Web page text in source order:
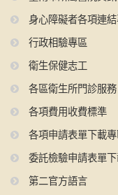
身心障礙者各項連
行政相驗專區
衛生保健志工
各區衛生所門診服務
各項費用收費標準
各項申請表單下載專
委託檢驗申請表單
第二官方語言